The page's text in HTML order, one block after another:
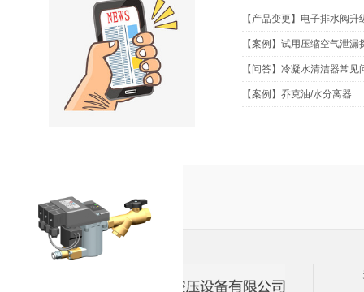
【产品变更】电子排水阀升
【案例】试用压缩空气泄漏
【问答】冷凝水清洁器常见
【案例】乔克油/水分离器